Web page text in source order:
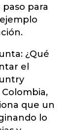
para
¿Qué
el
que un
lo